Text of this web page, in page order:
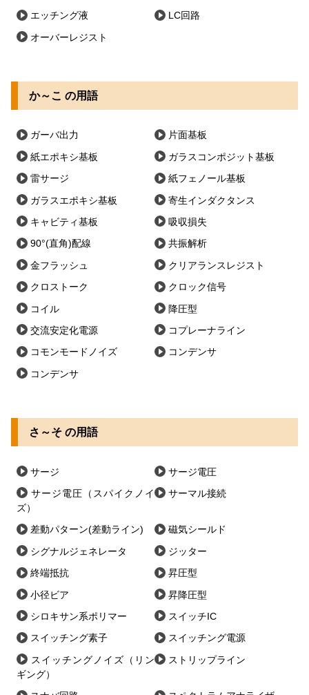
エッチング液 LC回路
オーバーレジスト
か～こ の用語
ガーバ出力 片面基板
紙エポキシ基板 ガラスコンポジット基板
雷サージ 紙フェノール基板
ガラスエポキシ基板 寄生インダクタンス
キャビティ基板 吸収損失
90°(直角)配線 共振解析
金フラッシュ クリアランスレジスト
クロストーク クロック信号
コイル 降圧型
交流安定化電源 コプレーナライン
コモンモードノイズ コンデンサ
コンデンサ
さ～そ の用語
サージ サージ電圧
サージ電圧（スパイクノイ
ズ）
サーマル接続
差動パターン(差動ライン) 磁気シールド
シグナルジェネレータ ジッター
終端抵抗 昇圧型
小径ビア 昇降圧型
シロキサン系ポリマー スイッチIC
スイッチング素子 スイッチング電源
スイッチングノイズ（リン
ギング）
ストリップライン